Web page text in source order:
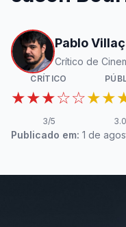
Pablo
Crítico de
CRÍTICO
★★★☆☆
3/5 3.0
Publicado em: 1 de